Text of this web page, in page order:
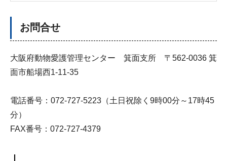
お問合せ
大阪府動物愛護管理センター 箕面支所 〒562-0036 箕
面市船場西1-11-35
電話番号：072-727-5223（土日祝除く9時00分～17時45
分）
FAX番号：072-727-4379